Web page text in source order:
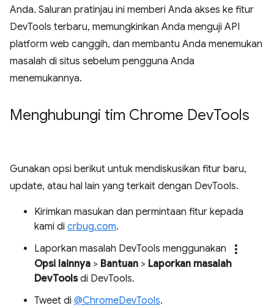
Anda. Saluran pratinjau ini memberi Anda akses ke fitur
DevTools terbaru, memungkinkan Anda menguji API
platform web canggih, dan membantu Anda menemukan
masalah di situs sebelum pengguna Anda
menemukannya.
Menghubungi tim Chrome DevTools
Gunakan opsi berikut untuk mendiskusikan fitur baru,
update, atau hal lain yang terkait dengan DevTools.
Kirimkan masukan dan permintaan fitur kepada
kami di crbug.com.
Laporkan masalah DevTools menggunakan
more_vert
Opsi lainnya > Bantuan > Laporkan masalah
DevToolsdi DevTools.
Tweet di @ChromeDevTools.